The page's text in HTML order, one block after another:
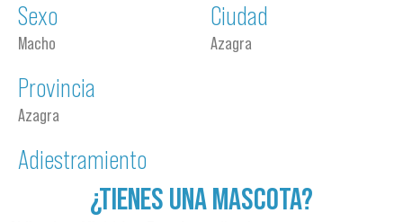
Sexo
Macho
Ciudad
Azagra
Provincia
Azagra
Adiestramiento
¿TIENES UNA MASCOTA?